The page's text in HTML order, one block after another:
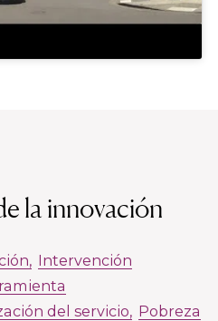
la innovación
Intervención
del servicio Pobreza